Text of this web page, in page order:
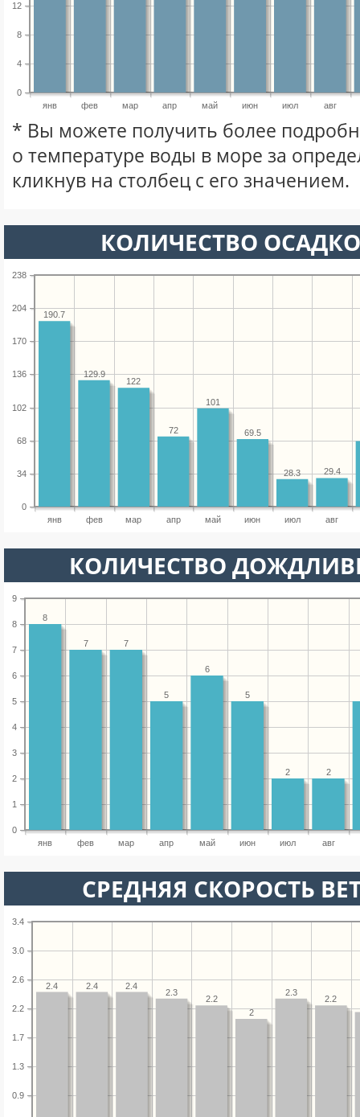
янв фев мар апр май июн июл авг
0
4
8
12
* Вы можете получить более
о температуре воды в море за
кликнув на столбец с его значением.
КОЛИЧЕСТВО
янв фев мар апр май июн июл авг
0
34
68
102
136
170
204
238
29.4
28.3
69.5
101
72
122
129.9
190.7
КОЛИЧЕСТВО
янв фев мар апр май июн июл авг
0
1
2
3
4
5
6
7
8
9
2
2
5
6
5
7
7
8
СРЕДНЯЯ СКОРОСТЬ
0.9
1.3
1.7
2.2
2.6
3.0
3.4
2.2
2.3
2
2.2
2.3
2.4
2.4
2.4